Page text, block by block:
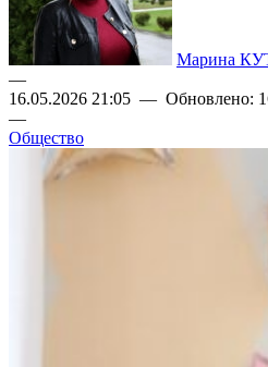
Марина
—
16.05.2026 21:05 — Обновлено:
—
Общество